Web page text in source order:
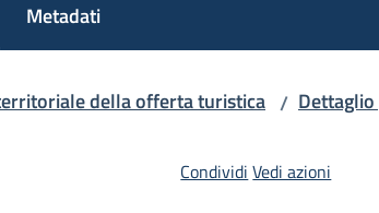
Metadati
della offerta turistica /
Condividi Vedi azioni